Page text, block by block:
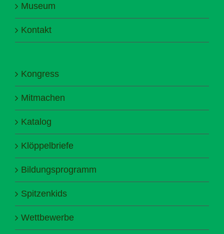
Museum
Kontakt
Kongress
Mitmachen
Katalog
Klöppelbriefe
Bildungsprogramm
Spitzenkids
Wettbewerbe